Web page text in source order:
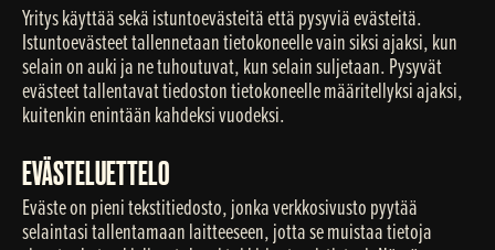
Yritys käyttää sekä istuntoevästeitä että pysyviä evästeitä.
Istuntoevästeet tallennetaan tietokoneelle vain siksi ajaksi, kun
selain on auki ja ne tuhoutuvat, kun selain suljetaan. Pysyvät
evästeet tallentavat tiedoston tietokoneelle määritellyksi ajaksi,
kuitenkin enintään kahdeksi vuodeksi.
EVÄSTELUETTELO
Eväste on pieni tekstitiedosto, jonka verkkosivusto pyytää
selaintasi tallentamaan laitteeseen, jotta se muistaa tietoja